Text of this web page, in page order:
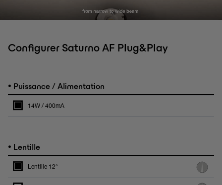
Configurer Saturno AF Plug&Play
• Puissance / Alimentation
14W / 400mA
• Lentille
Lentille 12°